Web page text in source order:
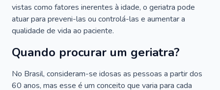
vistas como fatores inerentes à idade, o geriatra pode
atuar para preveni-las ou controlá-las e aumentar a
qualidade de vida ao paciente.
Quando procurar um geriatra?
No Brasil, consideram-se idosas as pessoas a partir dos
60 anos, mas esse é um conceito que varia para cada